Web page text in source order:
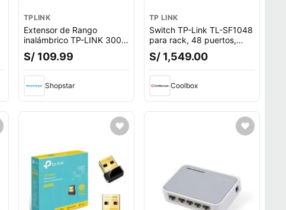
TPLINK
Extensor de Rango
inalámbrico TP-LINK 300
Mbps TL-WA850RE 2.4hz
wifi
S/ 109.99
Shopstar
TP LINK
Switch TP-Link TL-SF1048
para rack, 48 puertos,
Fast Ethernet, 10/100
Mbps, tecnología Plug &
Play
S/ 1,549.00
Coolbox